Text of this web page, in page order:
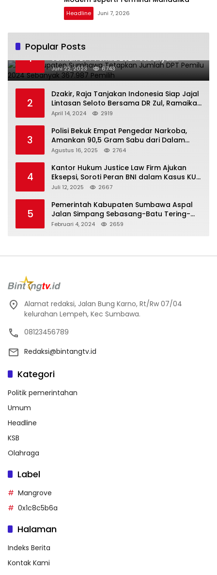
Headline Juni 7, 2026
Popular Posts
1
KPU Kabupaten Sumbawa Tetapkan
Jumlah DPT Pemilu 2024 Sebanyak
367.987 Pemilih
Juni 22, 2023 6743
2
Dzakir, Raja Tanjakan Indonesia Siap Jajal
Lintasan Seloto Bersama DR Zul, Ramaikan
Trabas JAS #2 KSB
April 14, 2024 2919
3
Polisi Bekuk Empat Pengedar Narkoba,
Amankan 90,5 Gram Sabu dari Dalam
Mobil
Agustus 16, 2025 2764
4
Kantor Hukum Justice Law Firm Ajukan
Eksepsi, Soroti Peran BNI dalam Kasus KUR
Bawang Merah KCP Woha
Juli 12, 2025 2667
5
Pemerintah Kabupaten Sumbawa Aspal
Jalan Simpang Sebasang-Batu Tering-
Lito
Februari 4, 2024 2659
Alamat redaksi, Jalan Bung Karno, Rt/Rw 07/04
kelurahan Lempeh, Kec Sumbawa.
08123456789
Redaksi@bintangtv.id
Kategori
Politik pemerintahan
Umum
Headline
KSB
Olahraga
Label
Mangrove
0x1c8c5b6a
Halaman
Indeks Berita
Kontak Kami